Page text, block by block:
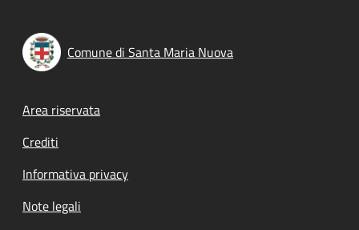
Comune di Santa Maria Nuova
Footer menu
Area riservata
Crediti
Informativa privacy
Note legali